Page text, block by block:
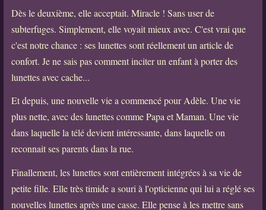
Dès le deuxième, elle acceptait. Miracle ! Sans user de
subterfuges. Simplement, elle voyait mieux avec. C'est vrai que
c'est notre chance : ses lunettes sont réellement un article de
confort. Je ne sais pas comment inciter un enfant à porter des
lunettes avec cache...
Et depuis, une nouvelle vie a commencé pour Adèle. Une vie
plus nette, avec des lunettes comme Papa et Maman. Une vie
dans laquelle la télé devient intéressante, dans laquelle on
reconnait ses parents dans la rue.
Finallement, les lunettes sont entièrement intégrées à sa vie de
petite fille. Elle très timide a souri à l'opticienne qui lui a réglé ses
nouvelles lunettes après une casse. Elle pense à les mettre sans